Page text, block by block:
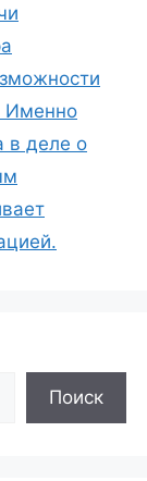
Именно
в деле о
Поиск